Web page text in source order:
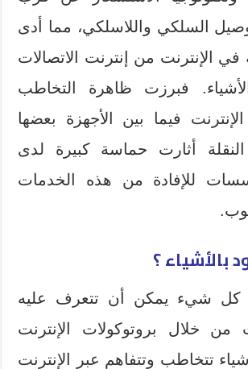
السلكي واللاسلكي، مما أدى
في الإنترنت من إنترنت الاتصالات
فبرزت ظاهرة التخاطب
فيما بين الأجهزة بعضها
أثارت حماسة كبيرة لدى
للإفادة من هذه الخدمات
كل شيء يمكن أن تتعرف عليه
من خلال بروتوكولات الإنترنت
تتخاطب وتتفاهم عبر الإنترنت